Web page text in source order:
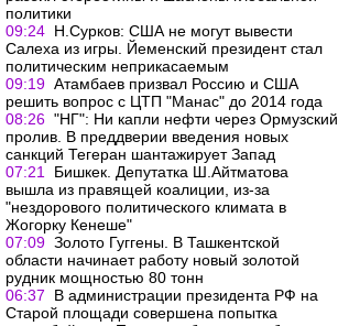
политики
09:24 Н.Сурков: США не могут вывести
Салеха из игры. Йеменский президент стал
политическим неприкасаемым
09:19 Атамбаев призвал Россию и США
решить вопрос с ЦТП "Манас" до 2014 года
08:26 "НГ": Ни капли нефти через Ормузский
пролив. В преддверии введения новых
санкций Тегеран шантажирует Запад
07:21
Бишкек. Депутатка Ш.Айтматова
вышла из правящей коалиции, из-за
"нездорового политического климата в
Жогорку Кенеше"
07:09 Золото Гуггены. В Ташкентской
области начинает работу новый золотой
рудник мощностью 80 тонн
06:37
В администрации президента РФ на
Старой площади совершена попытка